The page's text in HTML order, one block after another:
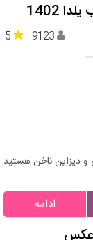
5 9123
دیزاین ناخن هستید
ادامه